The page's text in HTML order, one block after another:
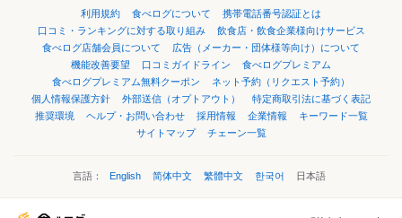
利用規約 食べログについて
携帯電話番号認証とは
口コミ・ランキングに対する取り組み
飲食店・飲食企業様向けサービス
食べログ店舗会員について
広告（メーカー・団体様等向け）について
機能改善要望
口コミガイドライン
食べログプレミアム
食べログプレミアム無料クーポン
ネット予約（リクエスト予約）
個人情報保護方針
外部送信（オプトアウト）
特定商取引法に基づく表記
推奨環境
ヘルプ・お問い合わせ 採用情報 企業情報
キーワード一覧
サイトマップ
チェーン一覧
言語： English 简体中文 繁體中文 한국어 日本語